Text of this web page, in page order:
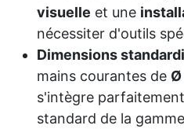
visuelle et une
nécessiter d'outils
Dimensions
mains courantes de Ø
s'intègre
standard de la